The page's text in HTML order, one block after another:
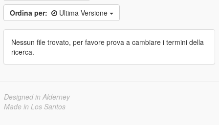
Ordina per: Ultima Versione
Nessun file trovato, per favore prova a cambiare i termini della
ricerca.
Designed in Alderney
Made in Los Santos